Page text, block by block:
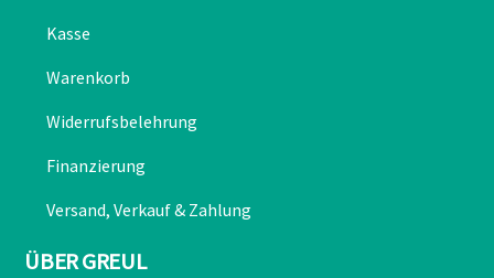
Kasse
Warenkorb
Widerrufsbelehrung
Finanzierung
Versand, Verkauf & Zahlung
ÜBER GREUL